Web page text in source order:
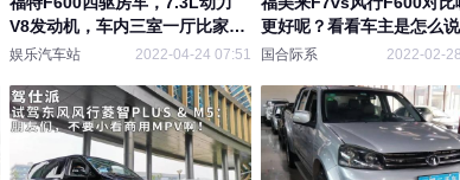
V8发动机，车内三室一厅比家里
还舒服
娱乐汽车站 2022-04-24 07:51
更好呢？看看车主是怎么
国合际系 2022-02-